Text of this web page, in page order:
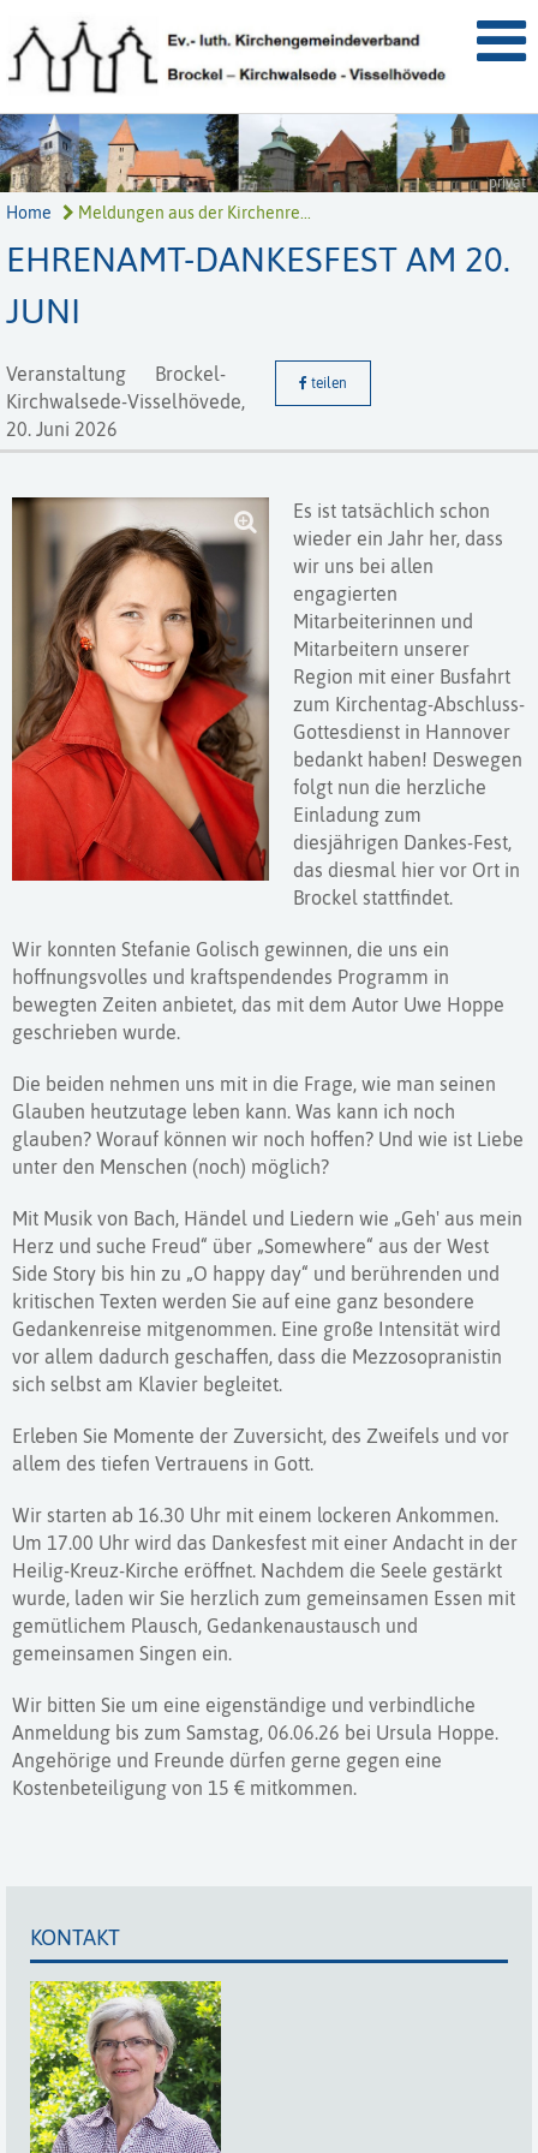
privat
Home Meldungen aus der Kirchenre...
EHRENAMT-DANKESFEST AM 20.
JUNI
Veranstaltung
Brockel-
Kirchwalsede-Visselhövede,
20. Juni 2026
teilen
Es ist tatsächlich schon
wieder ein Jahr her, dass
wir uns bei allen
engagierten
Mitarbeiterinnen und
Mitarbeitern unserer
Region mit einer Busfahrt
zum Kirchentag-Abschluss-
Gottesdienst in Hannover
bedankt haben! Deswegen
folgt nun die herzliche
Einladung zum
diesjährigen Dankes-Fest,
das diesmal hier vor Ort in
Brockel stattfindet.
Wir konnten Stefanie Golisch gewinnen, die uns ein
hoffnungsvolles und kraftspendendes Programm in
bewegten Zeiten anbietet, das mit dem Autor Uwe Hoppe
geschrieben wurde.
Die beiden nehmen uns mit in die Frage, wie man seinen
Glauben heutzutage leben kann. Was kann ich noch
glauben? Worauf können wir noch hoffen? Und wie ist Liebe
unter den Menschen (noch) möglich?
Mit Musik von Bach, Händel und Liedern wie „Geh' aus mein
Herz und suche Freud“ über „Somewhere“ aus der West
Side Story bis hin zu „O happy day“ und berührenden und
kritischen Texten werden Sie auf eine ganz besondere
Gedankenreise mitgenommen. Eine große Intensität wird
vor allem dadurch geschaffen, dass die Mezzosopranistin
sich selbst am Klavier begleitet.
Erleben Sie Momente der Zuversicht, des Zweifels und vor
allem des tiefen Vertrauens in Gott.
Wir starten ab 16.30 Uhr mit einem lockeren Ankommen.
Um 17.00 Uhr wird das Dankesfest mit einer Andacht in der
Heilig-Kreuz-Kirche eröffnet. Nachdem die Seele gestärkt
wurde, laden wir Sie herzlich zum gemeinsamen Essen mit
gemütlichem Plausch, Gedankenaustausch und
gemeinsamen Singen ein.
Wir bitten Sie um eine eigenständige und verbindliche
Anmeldung bis zum Samstag, 06.06.26 bei Ursula Hoppe.
Angehörige und Freunde dürfen gerne gegen eine
Kostenbeteiligung von 15 € mitkommen.
KONTAKT